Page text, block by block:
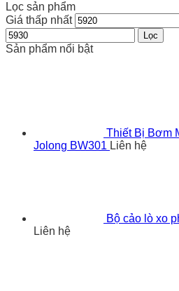
Lọc sản phẩm
Giá thấp nhất
Lọc
Sản phẩm nổi bật
Thiết Bị Bơm
Jolong BW301 Liên hệ
Bộ cảo lò xo
Liên hệ